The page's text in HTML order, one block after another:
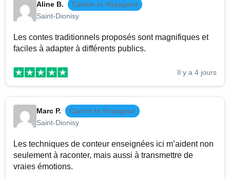
Aline B.
Cantin le Voyageur
Saint-Dionisy
Les contes traditionnels proposés sont magnifiques et
faciles à adapter à différents publics.
Il y a 4 jours
Marc P.
Cantin le Voyageur
Saint-Dionisy
Les techniques de conteur enseignées ici m’aident non
seulement à raconter, mais aussi à transmettre de
vraies émotions.